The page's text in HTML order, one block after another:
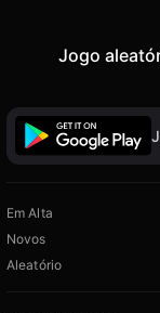
Jogo
Em Alta
Novos
Aleatório